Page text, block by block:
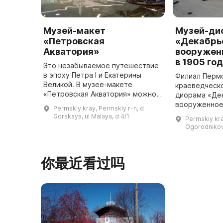
Музей-макет
«Петровская
Акватория»
Это незабываемое путешествие
в эпоху Петра I и Екатерины
Великой. В музее-макете
«Петровская Акватория» можно
достопримечательности Санкт-
Петербурга и его пригородов в
Permskiy kray, Permskiy r-n, d
Gorskaya, ul Malaya, d 4/1
Музей-
в 1905
Филиал
диорама
года.
построено
Permskiy
你最近看过吗